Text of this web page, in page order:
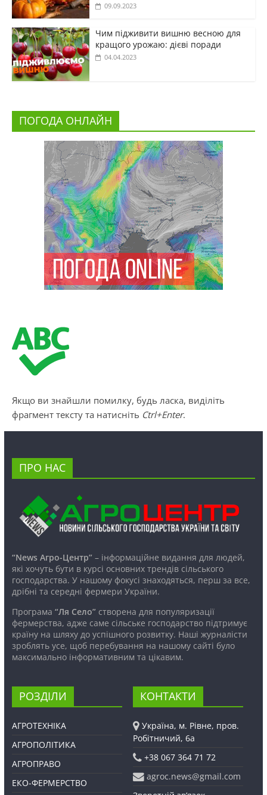
09.09.2023
Чим підживити вишню весною для
кращого урожаю: дієві поради
04.04.2023
ПОГОДА ОНЛАЙН
Якщо ви знайшли помилку, будь ласка, виділіть
фрагмент тексту та натисніть Ctrl+Enter.
ПРО НАС
“News Агро-Центр”– інформаційне видання для людей,
які хочуть бути в курсі основних трендів сільського
господарства. У нашому фокусі знаходяться, перш за все,
дрібні та середні фермери України.
Програма “Ля Село”створена для популяризації
фермерства, адже саме сільське господарство підтримує
країну на шляху до успішного розвитку. Наші журналісти
зроблять усе, щоб перебування на нашому сайті було
максимально інформативним та цікавим.
РОЗДІЛИ
АГРОТЕХНІКА
АГРОПОЛІТИКА
АГРОПРАВО
ЕКО-ФЕРМЕРСТВО
КОНТАКТИ
Україна, м. Рівне, пров.
Робітничий, 6а
+38 067 364 71 72
agroc.news@gmail.com